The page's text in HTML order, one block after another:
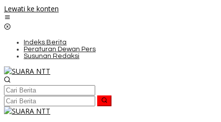
Lewati ke konten
Indeks Berita
Peraturan Dewan Pers
Susunan Redaksi